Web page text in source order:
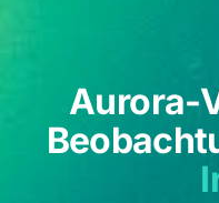
Aurora-